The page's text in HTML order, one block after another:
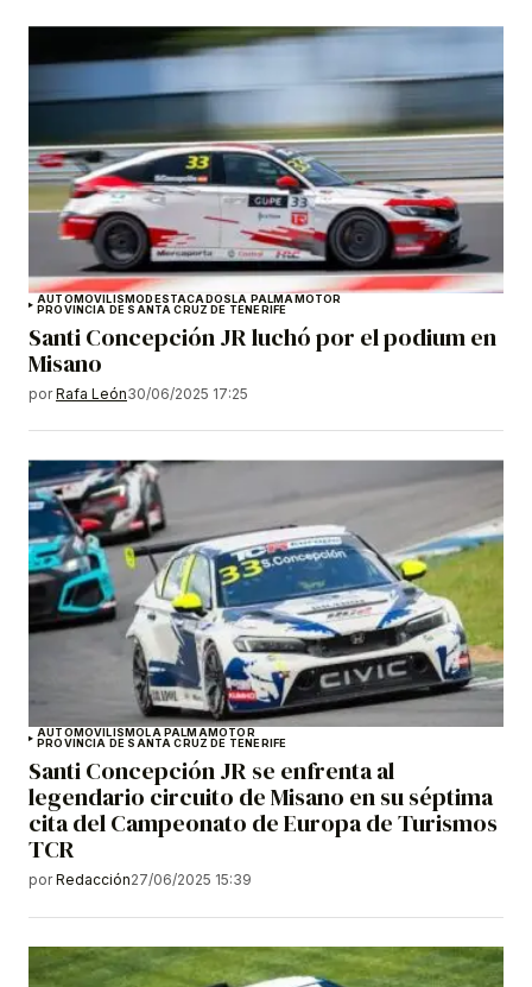
AUTOMOVILISMODESTACADOSLA PALMAMOTOR
PROVINCIA DE SANTA CRUZ DE TENERIFE
Santi Concepción JR luchó por el podium en
Misano
por Rafa León30/06/2025 17:25
AUTOMOVILISMO LA PALMAMOTOR
PROVINCIA DE SANTA CRUZ DE TENERIFE
Santi Concepción JR se enfrenta al
legendario circuito de Misano en su séptima
cita del Campeonato de Europa de Turismos
TCR
por Redacción27/06/2025 15:39